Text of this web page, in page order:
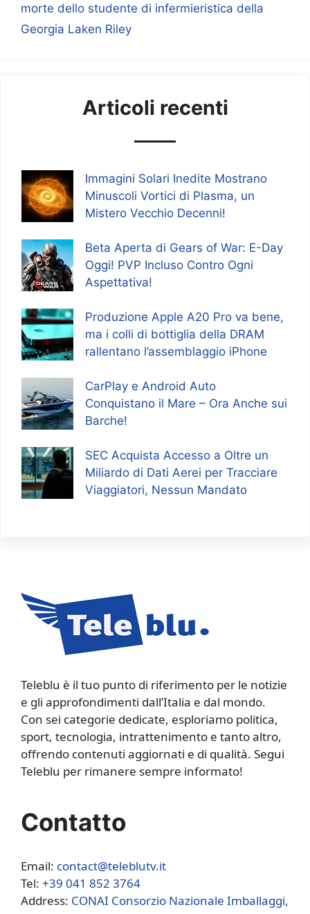
morte dello studente di infermieristica della
Georgia Laken Riley
Articoli recenti
Immagini Solari Inedite Mostrano
Minuscoli Vortici di Plasma, un
Mistero Vecchio Decenni!
Beta Aperta di Gears of War: E-Day
Oggi! PVP Incluso Contro Ogni
Aspettativa!
Produzione Apple A20 Pro va bene,
ma i colli di bottiglia della DRAM
rallentano l’assemblaggio iPhone
CarPlay e Android Auto
Conquistano il Mare – Ora Anche sui
Barche!
SEC Acquista Accesso a Oltre un
Miliardo di Dati Aerei per Tracciare
Viaggiatori, Nessun Mandato
Teleblu è il tuo punto di riferimento per le notizie
e gli approfondimenti dall’Italia e dal mondo.
Con sei categorie dedicate, esploriamo politica,
sport, tecnologia, intrattenimento e tanto altro,
offrendo contenuti aggiornati e di qualità. Segui
Teleblu per rimanere sempre informato!
Contatto
Email: contact@teleblutv.it
Tel: +39 041 852 3764
Address: CONAI Consorzio Nazionale Imballaggi,